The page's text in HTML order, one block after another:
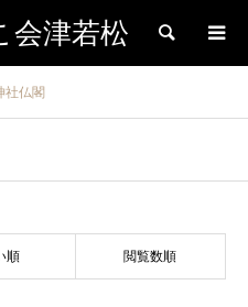
会津若松 検索
社仏閣
順 閲覧数順